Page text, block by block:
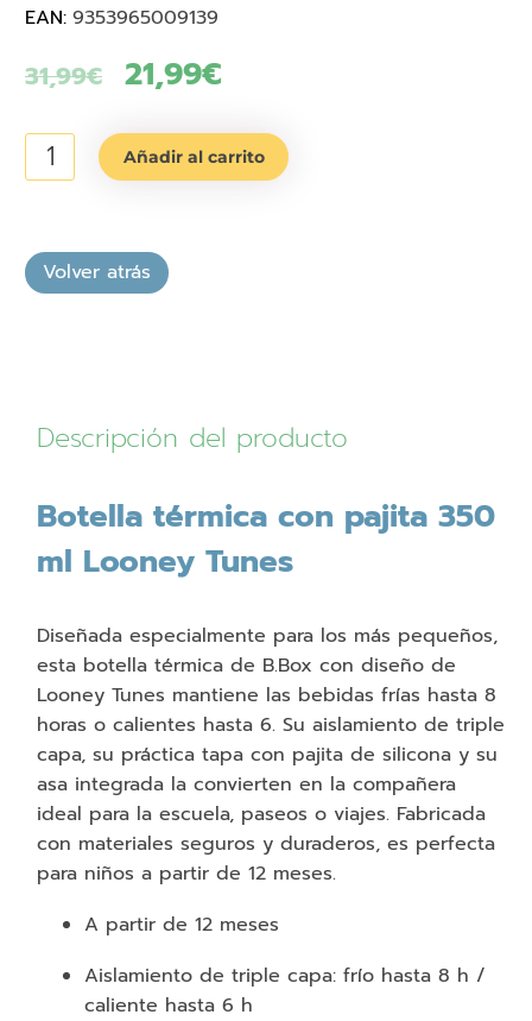
EAN: 9353965009139
31,99€
El
original
31,99€.
21,99€
actual
Botella
térmica
350
ml
Añadir al carrito
Descripción del producto
Botella térmica con pajita 350
ml Looney Tunes
Diseñada especialmente para los más pequeños,
esta botella térmica de B.Box con diseño de
Looney Tunes mantiene las bebidas frías hasta 8
horas o calientes hasta 6. Su aislamiento de triple
capa, su práctica tapa con pajita de silicona y su
asa integrada la convierten en la compañera
ideal para la escuela, paseos o viajes. Fabricada
con materiales seguros y duraderos, es perfecta
para niños a partir de 12 meses.
A partir de 12 meses
Aislamiento de triple capa: frío hasta 8 h /
caliente hasta 6 h